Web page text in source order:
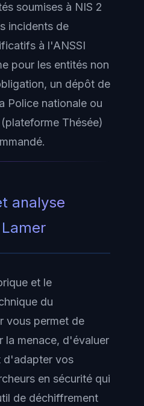
soumises à NIS 2
incidents de
à l'ANSSI
pour les entités non
un dépôt de
Police nationale ou
Thésée)
analyse
et le
du
vous permet de
la menace, d'évaluer
d'adapter vos
en sécurité qui
de déchiffrement